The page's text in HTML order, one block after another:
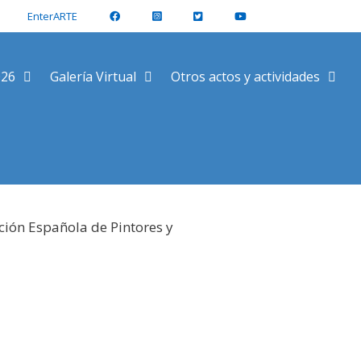
EnterARTE
Galería Virtual Otros actos y actividades
Española de Pintores y